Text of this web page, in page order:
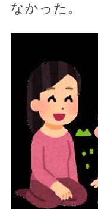
なかった。